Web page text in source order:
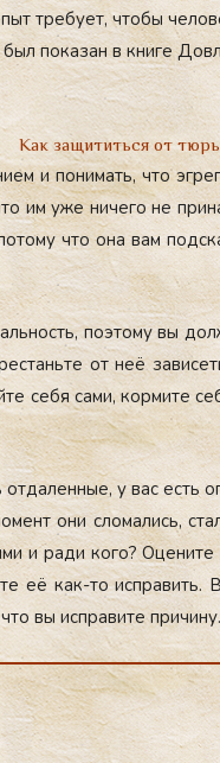
тре­бу­ет, что­бы
по­казан в кни­ге
Как защититься от
и по­нимать, что
им уже ни­чего не
что она вам
по­это­му вы
от неё
се­бя са­ми, кор­ми­те
от­да­лен­ные, у вас
они сло­мались,
и ра­ди ко­го?
её как-то
вы ис­пра­вите